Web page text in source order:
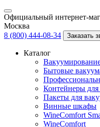
Официальный интернет-
Москва
8 (800) 444-08-34
Заказать
Каталог
Бытовые
Контейнеры
Пакеты для
Винные шкафы
WineComfort
WineComfort